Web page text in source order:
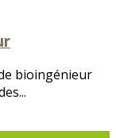
bioingénieur